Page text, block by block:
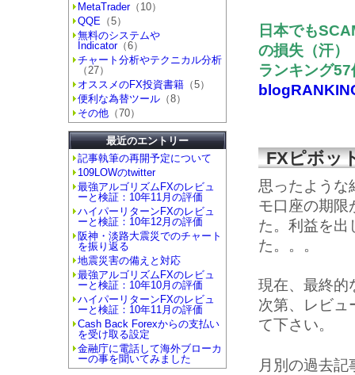
日本でも
の損失（汗）
ランキング
FXピボッ
思ったような
モ口座の期限
た。利益を出
た。。。
現在、最終的
次第、レビュ
て下さい。
月別の過去
MetaTrader（10）
QQE （5）
無料のシステムや
Indicator（6）
チャート分析やテクニカル分析
（27）
オススメのFX投資書籍 （5）
便利な為替ツール （8）
その他 （70）
最近のエントリー
記事執筆の再開予定について
109LOWのtwitter
最強アルゴリズムFXのレビュ
ーと検証：10年11月の評価
ハイパーリターンFXのレビュ
ーと検証：10年12月の評価
阪神・淡路大震災でのチャート
を振り返る
地震災害の備えと対応
最強アルゴリズムFXのレビュ
ーと検証：10年10月の評価
ハイパーリターンFXのレビュ
ーと検証：10年11月の評価
Cash Back Forexからの支払い
を受け取る設定
金融庁に電話して海外ブローカ
ーの事を聞いてみました